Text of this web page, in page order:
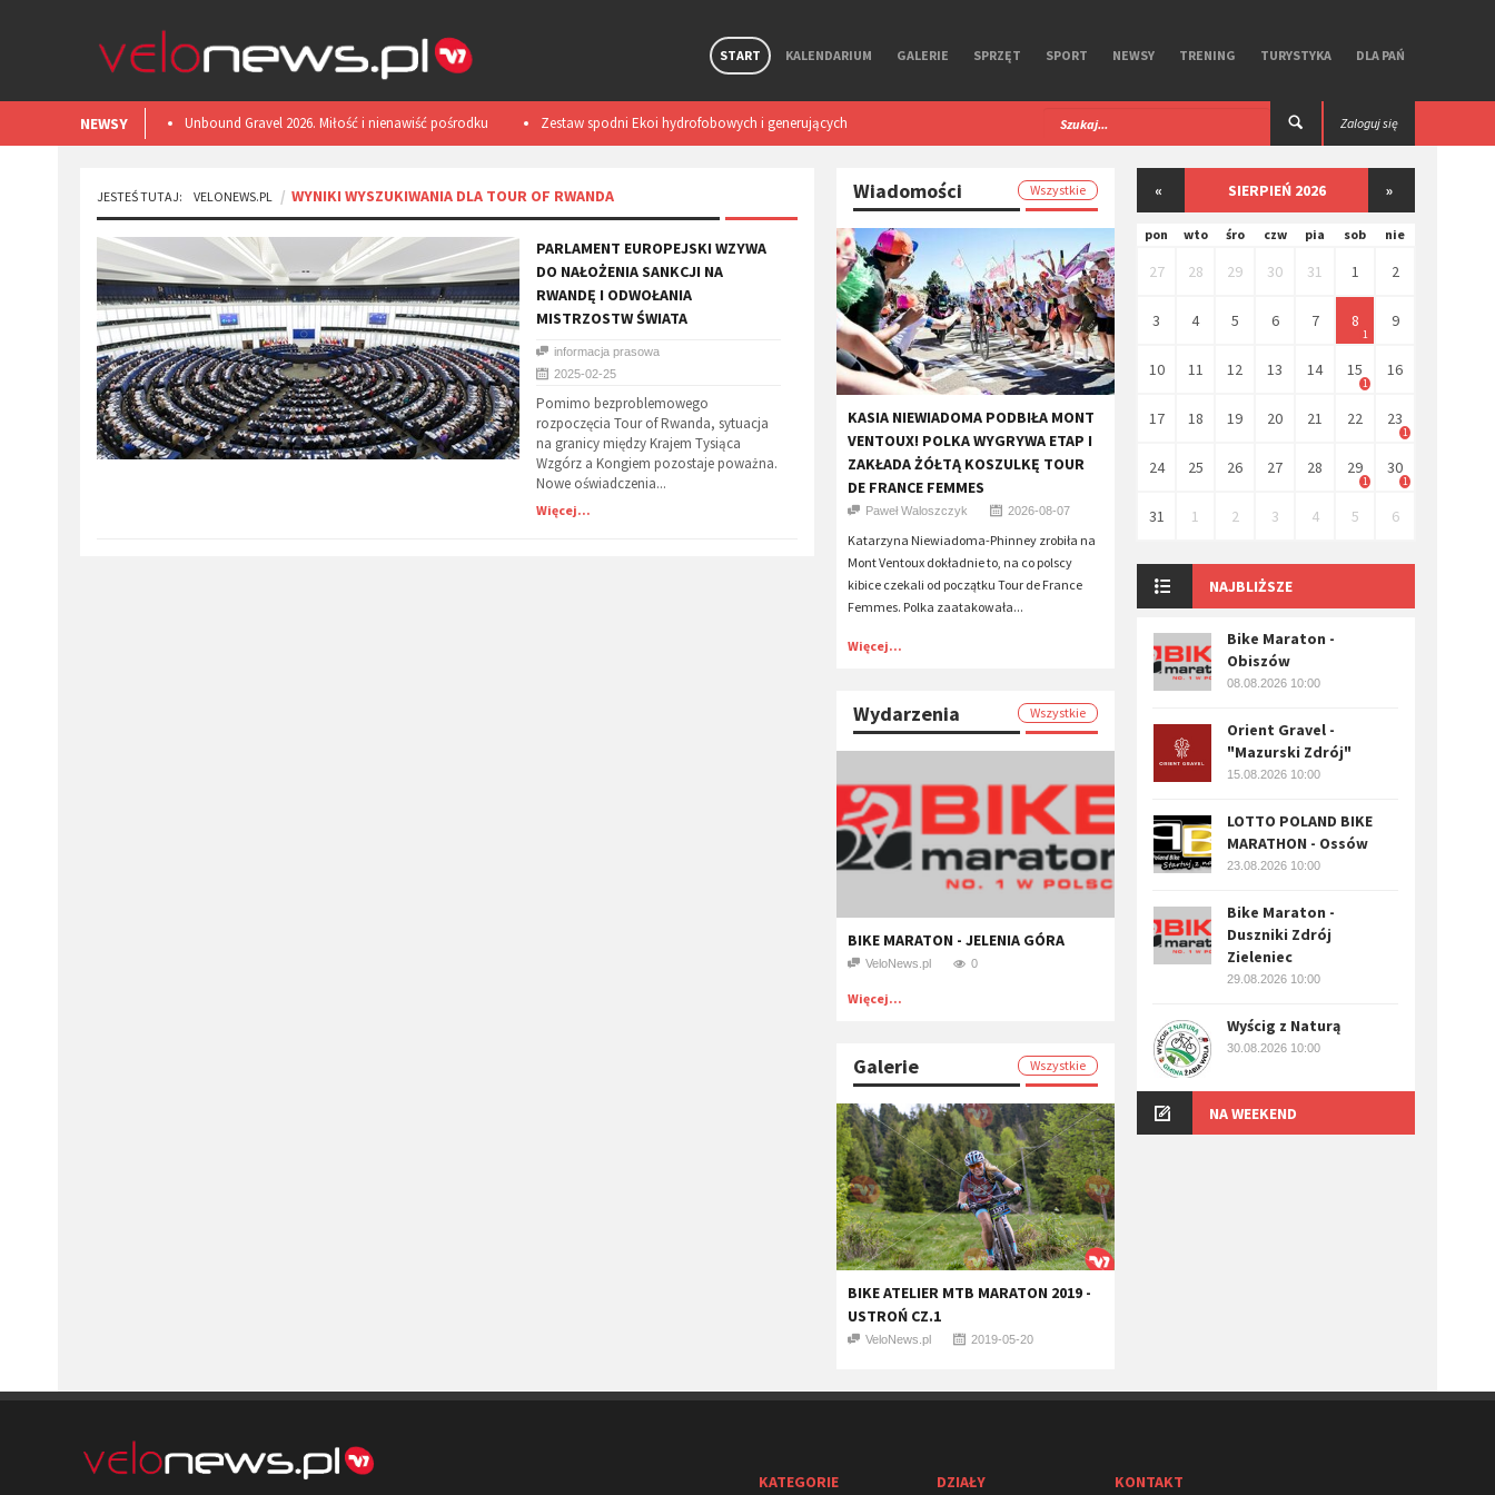
START KALENDARIUM GALERIE SPRZĘT SPORT NEWSY TRENING TURYSTYKA DLA PAŃ
NEWSY
​Unbound Gravel 2026. Miłość i nienawiść pośrodku
Kansas.
Zestaw spodni Ekoi hydrofobowych i generujących
ciepło podczas ruchu. Test
Smart light TL50 iGPSPORT. Test
Premierowy, symbiotyczny zestaw R
Ekoi.
Zaloguj się
JESTEŚ TUTAJ: VELONEWS.PL WYNIKI WYSZUKIWANIA DLA TOUR OF RWANDA
PARLAMENT EUROPEJSKI WZYWA
DO NAŁOŻENIA SANKCJI NA
RWANDĘ I ODWOŁANIA
MISTRZOSTW ŚWIATA
informacja prasowa
2025-02-25
Pomimo bezproblemowego
rozpoczęcia Tour of Rwanda, sytuacja
na granicy między Krajem Tysiąca
Wzgórz a Kongiem pozostaje poważna.
Nowe oświadczenia...
Więcej...
Wiadomości Wszystkie
KASIA NIEWIADOMA PODBIŁA MONT
VENTOUX! POLKA WYGRYWA ETAP I
ZAKŁADA ŻÓŁTĄ KOSZULKĘ TOUR
DE FRANCE FEMMES
Paweł Waloszczyk 2026-08-07
Katarzyna Niewiadoma-Phinney zrobiła na
Mont Ventoux dokładnie to, na co polscy
kibice czekali od początku Tour de France
Femmes. Polka zaatakowała...
Więcej...
Wydarzenia Wszystkie
BIKE MARATON - JELENIA GÓRA
VeloNews.pl 0
Więcej...
Galerie Wszystkie
BIKE ATELIER MTB MARATON 2019 -
USTROŃ CZ.1
VeloNews.pl 2019-05-20
« SIERPIEŃ 2026 »
pon wto śro czw pia sob nie
27 28 29 30 31 1 2
3 4 5 6 7 8
1
9
10 11 12 13 14 15
1
16
17 18 19 20 21 22 23
1
24 25 26 27 28 29
1
30
1
31 1 2 3 4 5 6
NAJBLIŻSZE
Bike Maraton -
Obiszów
08.08.2026 10:00
Orient Gravel -
"Mazurski Zdrój"
15.08.2026 10:00
LOTTO POLAND BIKE
MARATHON - Ossów
23.08.2026 10:00
Bike Maraton -
Duszniki Zdrój
Zieleniec
29.08.2026 10:00
Wyścig z Naturą
30.08.2026 10:00
NA WEEKEND
KATEGORIE DZIAŁY KONTAKT